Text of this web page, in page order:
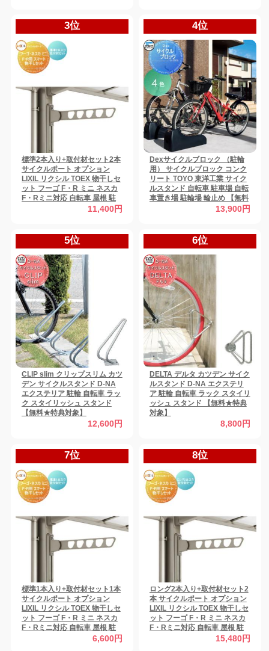
3位
標準2本入り+取付材セット2本
サイクルポート オプション
LIXIL リクシル TOEX 物干しセ
ット フーゴ F・R ミニ ネスカ
F・Rミニ対応 自転車 屋根 駐
11,400円
4位
Dexサイクルブロック （駐輪
用） サイクルブロック コンク
リート TOYO 東洋工業 サイク
ルスタンド 自転車 駐車場 自転
車置き場 駐輪場 輪止め 【無料
13,900円
5位
CLIP slim クリップスリム カツ
デン サイクルスタンド D-NA
エクステリア 駐輪 自転車 ラッ
ク スタイリッシュ スタンド
【無料★特典対象】
12,600円
6位
DELTA デルタ カツデン サイク
ルスタンド D-NA エクステリ
ア 駐輪 自転車 ラック スタイリ
ッシュ スタンド 【無料★特典
対象】
8,800円
7位
標準1本入り+取付材セット1本
サイクルポート オプション
LIXIL リクシル TOEX 物干しセ
ット フーゴ F・R ミニ ネスカ
F・Rミニ対応 自転車 屋根 駐
6,600円
8位
ロング2本入り+取付材セット2
本 サイクルポート オプション
LIXIL リクシル TOEX 物干しセ
ット フーゴ F・R ミニ ネスカ
F・Rミニ対応 自転車 屋根 駐
15,480円